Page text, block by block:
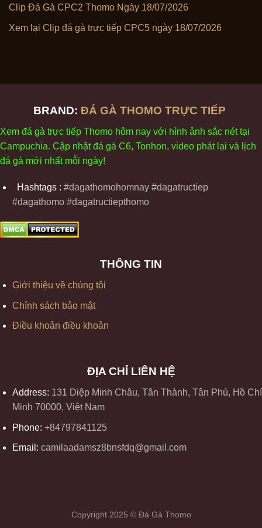
Clip Đá Gà CPC2 Thomo Ngày 18/07/2026
Xem lại Clip đá gà trực tiếp CPC5 ngày 18/07/2026
BRAND: ĐÁ GÀ THOMO TRỰC TIẾP
Xem đá gà trực tiếp Thomo hôm nay với hình ảnh sắc néttại
Campuchia. Cập nhậtđá gà C6, Tonhon, video phátl ại và ịch
đá gà mới nhất mỗi ngày!
Hashtags : #dagathomohomnay #dagatructiep
#dagathomo #dagatructiepthomo
THÔNG TIN
Giới thiệu về chúng tôi
Chính sách bảo mật
Điều khoản điều khoản
ĐỊA CHỈ LIÊN HỆ
Address: 131 Diệp Minh Châu, Tân Thành, Tân Phú, Hồ Chí
Minh 70000, Việt Nam
Phone: +84797841125
Email: camilaadamsz8bnsfdq@gmail.com
Copyright 2025 © Đá Gà Thomo